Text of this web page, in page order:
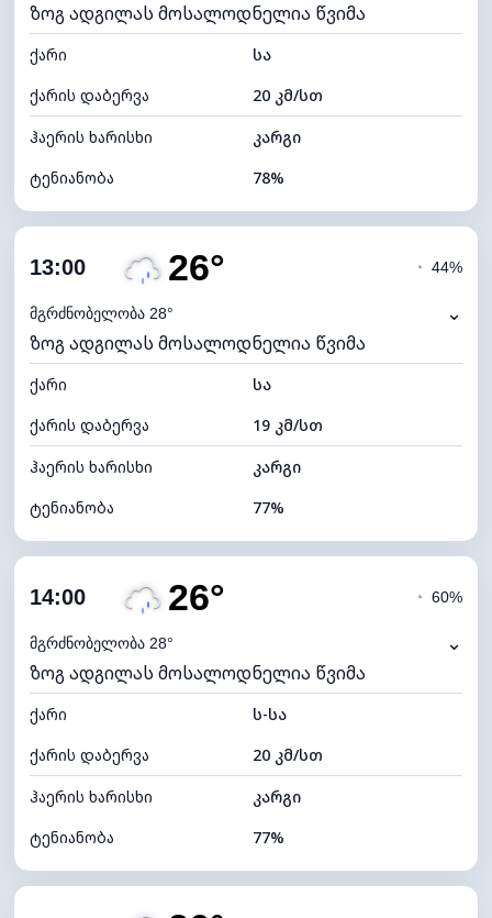
ხილვადობა
10 კმ
განათების ინდექსი 4 (მკრთალი)
ღრუბლის სიმაღლე 6320 მ
ზოგ ადგილას მოსალოდნელია წვიმა
ქარი
სა
ქარის დაბერვა
20 კმ/სთ
ჰაერის ხარისხი
კარგი
ტენიანობა
78%
ღრუბლიანობა
ნამის წერტილი
ხილვადობა
9 კმ
განათების ინდექსი 4 (მკრთალი)
ღრუბლის სიმაღლე 5520 მ
13:00 26°
მგრძნობელობა 28°
◔ 44%
⌄
ზოგ ადგილას მოსალოდნელია წვიმა
ქარი
სა
ქარის დაბერვა
19 კმ/სთ
ჰაერის ხარისხი
კარგი
ტენიანობა
77%
ღრუბლიანობა
ნამის წერტილი
ხილვადობა
9 კმ
განათების ინდექსი 4 (მკრთალი)
ღრუბლის სიმაღლე 5920 მ
14:00 26°
მგრძნობელობა 28°
◔ 60%
⌄
ზოგ ადგილას მოსალოდნელია წვიმა
ქარი
ს-სა
ქარის დაბერვა
20 კმ/სთ
ჰაერის ხარისხი
კარგი
ტენიანობა
77%